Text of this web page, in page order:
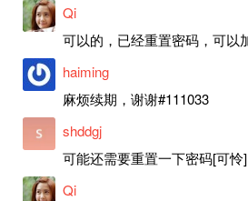
Qi
haiming
麻烦续期，谢谢#111033
shddgj
可能还需要重置一下密码[可怜]
Qi